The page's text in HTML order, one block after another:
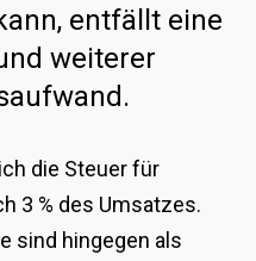
entfällt eine
weiterer
die Steuer für
3 % des Umsatzes.
sind hingegen als